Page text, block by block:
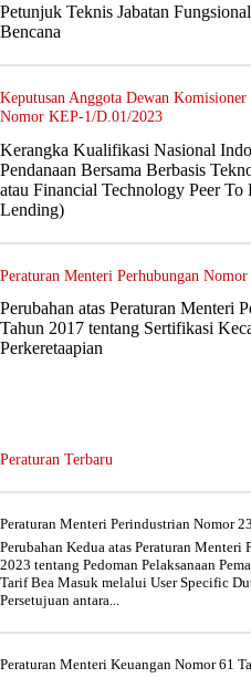
Petunjuk Teknis Jabatan
Bencana
Keputusan Anggota Dewan Komisioner
Nomor KEP-1/D.01/2023
Kerangka Kualifikasi Nasional
Pendanaan Bersama Berbasis
atau Financial Technology Peer To
Lending)
Peraturan Menteri Perhubungan
Perubahan atas Peraturan Menteri
Tahun 2017 tentang Sertifikasi
Perkeretaapian
Peraturan Terbaru
Peraturan Menteri Perindustrian Nomor
Perubahan Kedua atas Peraturan
2023 tentang Pedoman Pelaksanaan
Tarif Bea Masuk melalui User Specific
Persetujuan antara...
Peraturan Menteri Keuangan Nomor 61